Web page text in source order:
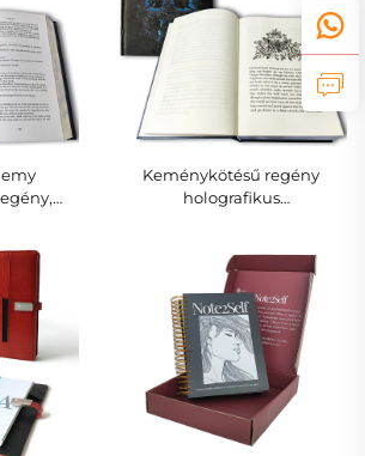
Keménykötésű regény
holografikus